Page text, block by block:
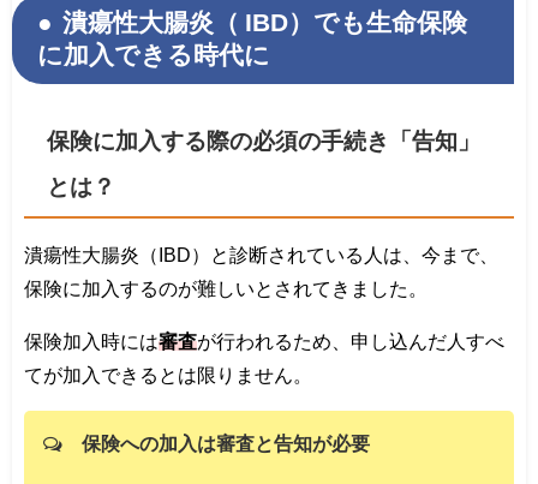
潰瘍性大腸炎（ IBD）でも生命保険
に加入できる時代に
保険に加入する際の必須の手続き「告知」
とは？
潰瘍性大腸炎（IBD）と診断されている人は、今まで、
保険に加入するのが難しいとされてきました。
保険加入時には審査が行われるため、申し込んだ人すべ
てが加入できるとは限りません。
保険への加入は審査と告知が必要